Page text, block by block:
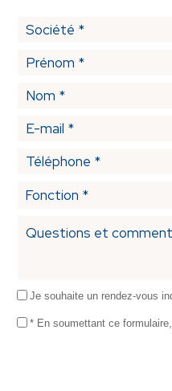
Je souhaite un rendez-vous
* En soumettant ce